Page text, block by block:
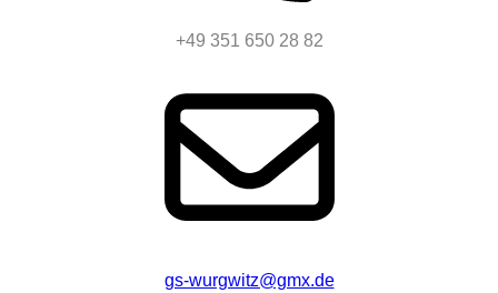
+49 351 650 28 82
gs-wurgwitz@gmx.de